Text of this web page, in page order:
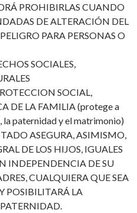
PROHIBIRLAS CUANDO
DE ALTERACIÓN DEL
PARA PERSONAS O
SOCIALES,
SOCIAL,
DE LA FAMILIA (protege a
la paternidad y el matrimonio)
ASEGURA, ASIMISMO,
DE LOS HIJOS, IGUALES
INDEPENDENCIA DE SU
CUALQUIERA QUE SEA
POSIBILITARÁ LA